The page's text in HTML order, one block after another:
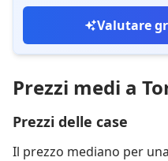
Valutare
Prezzi medi a
Prezzi delle case
Il prezzo mediano per